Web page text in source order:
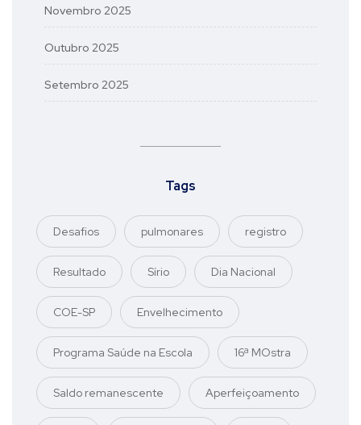
Novembro 2025
Outubro 2025
Setembro 2025
Tags
Desafios pulmonares registro
Resultado Sírio Dia Nacional
COE-SP Envelhecimento
Programa Saúde na Escola 16ª MOstra
Saldo remanescente Aperfeiçoamento